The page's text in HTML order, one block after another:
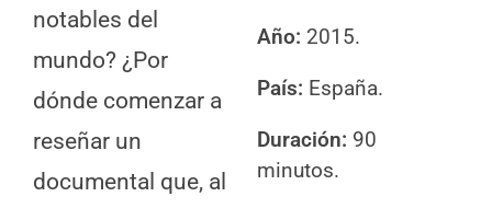
notables del
mundo? ¿Por
dónde comenzar a
reseñar un
documental que, al
Año: 2015.
País: España.
Duración: 90
minutos.